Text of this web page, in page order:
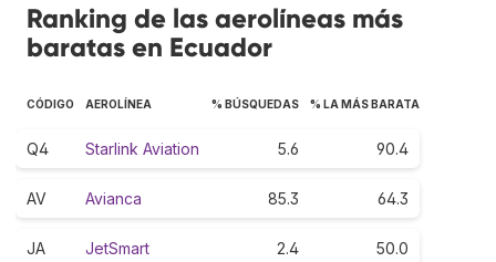
Ranking de las aerolíneas más
baratas en Ecuador
CÓDIGO AEROLÍNEA % BÚSQUEDAS % LA MÁS BARATA
Q4 Starlink Aviation 5.6 90.4
AV Avianca 85.3 64.3
JA JetSmart 2.4 50.0